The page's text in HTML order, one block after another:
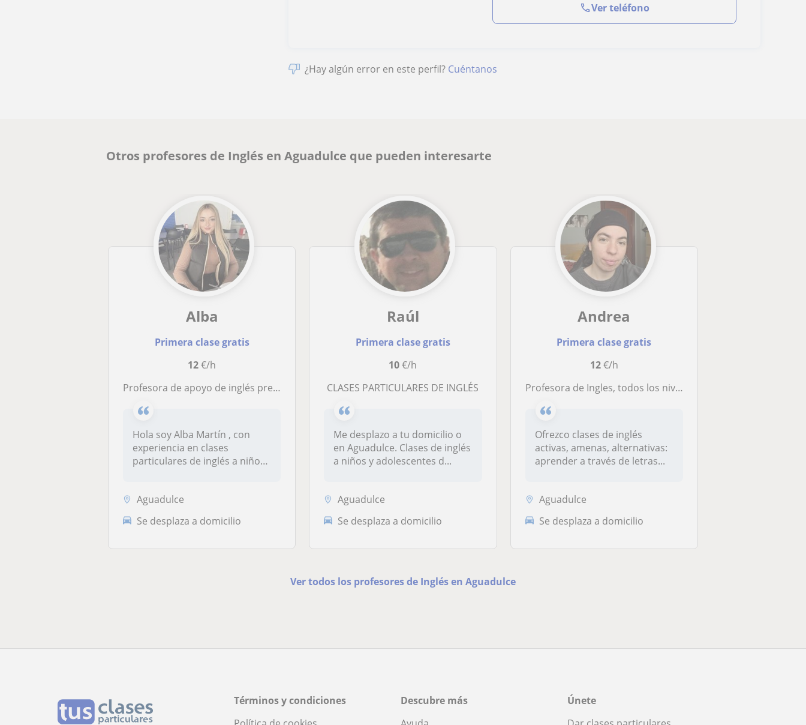
Ver teléfono
¿Hay algún error en este perfil? Cuéntanos
Otros profesores de Inglés en Aguadulce que pueden interesarte
Alba
Primera clase gratis
12€/h
Profesora de apoyo de inglés presencial o online
Hola soy Alba Martín , con
experiencia en clases
particulares de inglés a niños
Aguadulce
Se desplaza a domicilio
Raúl
Primera clase gratis
10€/h
CLASES PARTICULARES DE INGLÉS
Me desplazo a tu domicilio o
en Aguadulce. Clases de inglés
a niños y adolescentes d...
Aguadulce
Se desplaza a domicilio
Andrea
Primera clase gratis
12€/h
Profesora de Ingles, todos los niveles (nivel C1)
Ofrezco clases de inglés
activas, amenas, alternativas:
aprender a través de letras...
Aguadulce
Se desplaza a domicilio
Ver todos los profesores de Inglés en Aguadulce
Términos y condiciones
Descubre más
Únete